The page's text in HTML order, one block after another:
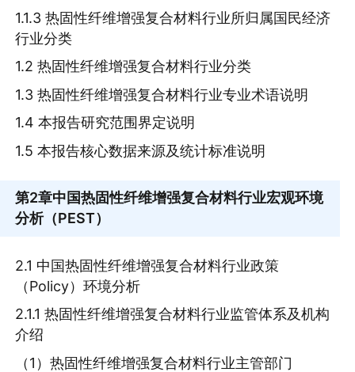
1.1.3 热固性纤维增强复合材料行业所归属国民经济
行业分类
1.2 热固性纤维增强复合材料行业分类
1.3 热固性纤维增强复合材料行业专业术语说明
1.4 本报告研究范围界定说明
1.5 本报告核心数据来源及统计标准说明
第2章中国热固性纤维增强复合材料行业宏观环境
分析（PEST）
2.1 中国热固性纤维增强复合材料行业政策
（Policy）环境分析
2.1.1 热固性纤维增强复合材料行业监管体系及机构
介绍
（1）热固性纤维增强复合材料行业主管部门